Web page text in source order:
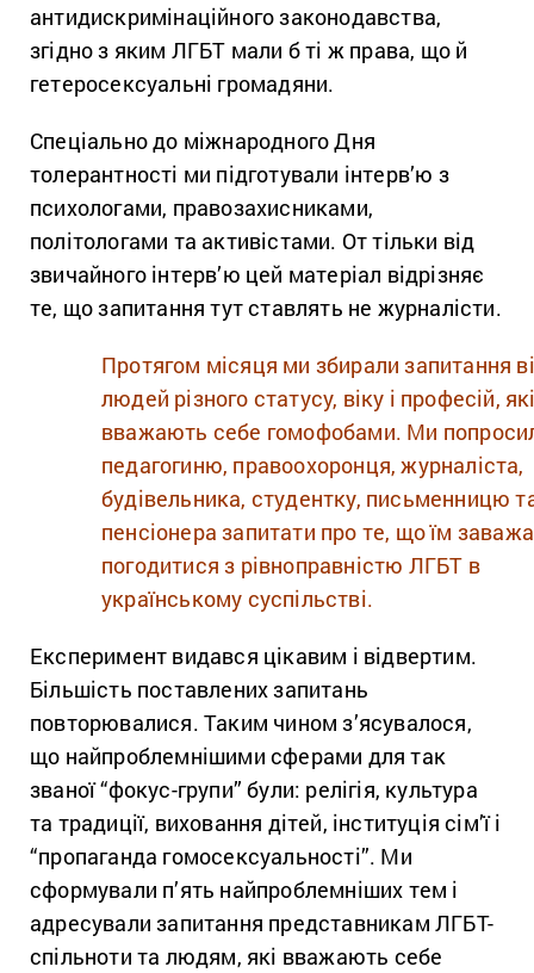
антидискримінаційного законодавства,
згідно з яким ЛГБТ мали б ті ж права, що й
гетеросексуальні громадяни.
Спеціально до міжнародного Дня
толерантності ми підготували інтерв’ю з
психологами, правозахисниками,
політологами та активістами. От тільки від
звичайного інтерв’ю цей матеріал відрізняє
те, що запитання тут ставлять не журналісти.
Протягом місяця ми збирали запитання
людей різного статусу, віку і професій,
вважають себе гомофобами. Ми
педагогиню, правоохоронця, журналіста,
будівельника, студентку, письменницю
пенсіонера запитати про те, що їм
погодитися з рівноправністю ЛГБТ в
українському суспільстві.
Експеримент видався цікавим і відвертим.
Більшість поставлених запитань
повторювалися. Таким чином з’ясувалося,
що найпроблемнішими сферами для так
званої “фокус-групи” були: релігія, культура
та традиції, виховання дітей, інституція сім’ї і
“пропаганда гомосексуальності”. Ми
сформували п’ять найпроблемніших тем і
адресували запитання представникам ЛГБТ-
спільноти та людям, які вважають себе